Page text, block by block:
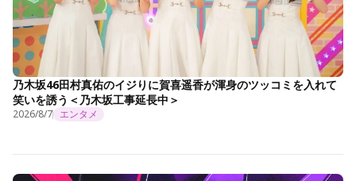
乃木坂46田村真佑のイジりに賀喜遥香が渾身のツッコミを入れて
笑いを誘う＜乃木坂工事延長中＞
2026/8/7 エンタメ